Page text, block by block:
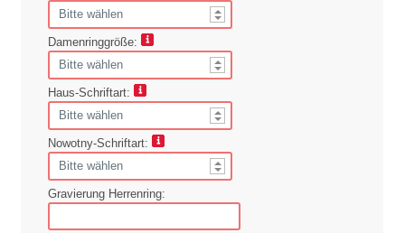
Damenringgröße:
Haus-Schriftart:
Nowotny-Schriftart:
Gravierung Herrenring: